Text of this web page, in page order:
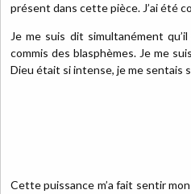
présent dans cette pièce. J’ai été
Je me suis dit simultanément
commis des blasphèmes. Je me
Dieu était si intense, je me sentais
Cette puissance m’a fait sentir